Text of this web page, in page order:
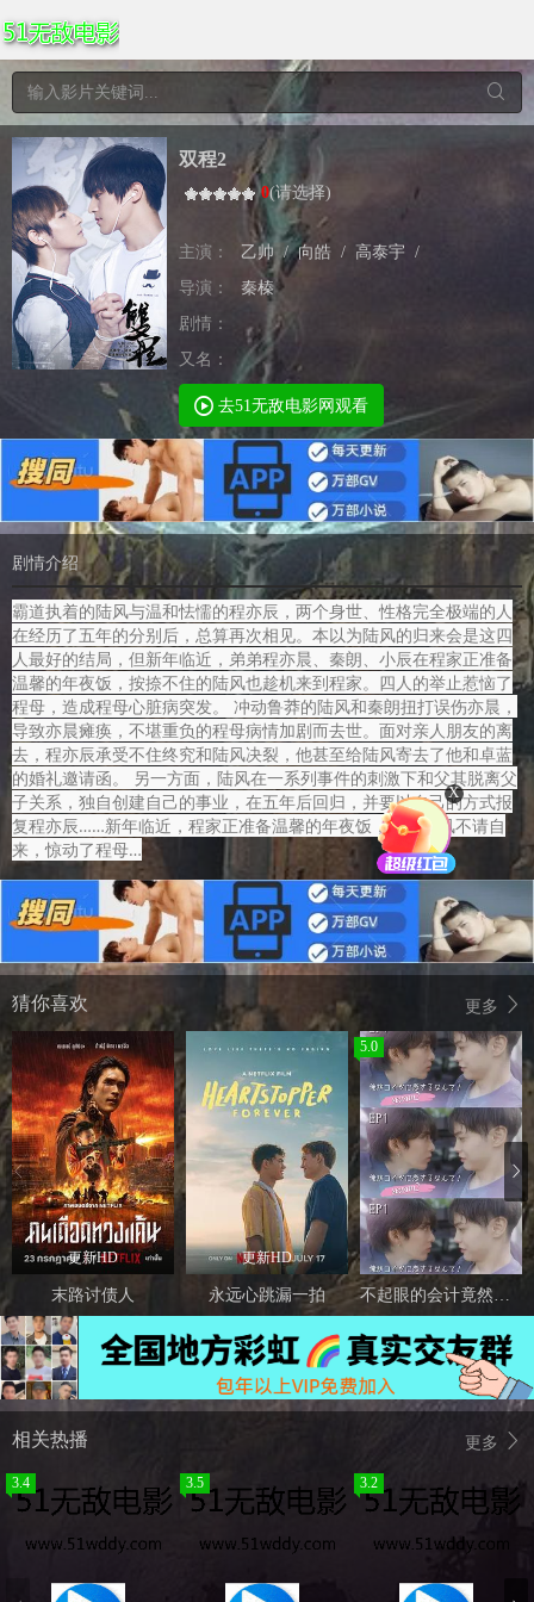
双程2
0(请选择)
主演： 乙帅 / 向皓 / 高泰宇 /
导演：
秦榛
剧情：
又名：
去51无敌电影网观看
剧情介绍
霸道执着的陆风与温和怯懦的程亦辰，两个身世、性格完全极端的人
在经历了五年的分别后，总算再次相见。本以为陆风的归来会是这四
人最好的结局，但新年临近，弟弟程亦晨、秦朗、小辰在程家正准备
温馨的年夜饭，按捺不住的陆风也趁机来到程家。四人的举止惹恼了
程母，造成程母心脏病突发。 冲动鲁莽的陆风和秦朗扭打误伤亦晨，
导致亦晨瘫痪，不堪重负的程母病情加剧而去世。面对亲人朋友的离
去，程亦辰承受不住终究和陆风决裂，他甚至给陆风寄去了他和卓蓝
的婚礼邀请函。 另一方面，陆风在一系列事件的刺激下和父其脱离父
子关系，独自创建自己的事业，在五年后回归，并要以自己的方式报
复程亦辰……新年临近，程家正准备温馨的年夜饭，不料陆风不请自
来，惊动了程母…
更多
猜你喜欢
更新HD
末路讨债人
更新HD
永远心跳漏一拍
5.0
不起眼的会计竟然是牛郎 第二季
更多
相关热播
3.4 3.5 3.2
X